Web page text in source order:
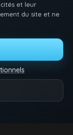
et leur
du site et ne
/ CONTACT
envie ? Dis-nous tout.